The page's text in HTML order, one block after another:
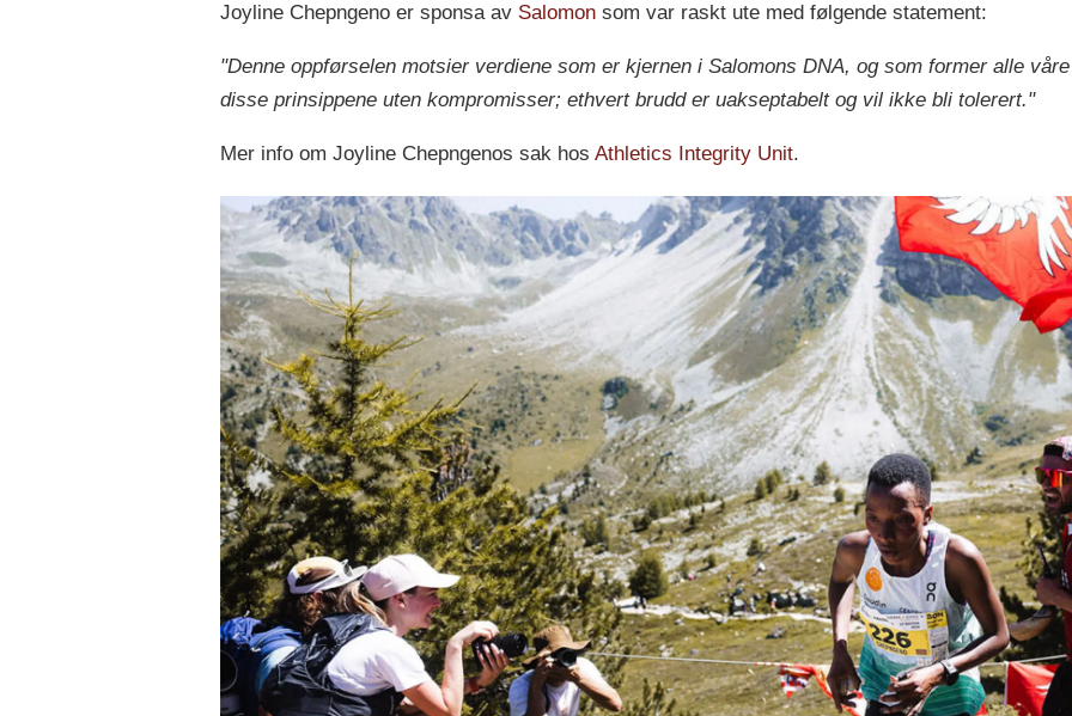
Joyline Chepngeno er sponsa av Salomonsom var raskt ute med følgende statement:
"Denne oppførselen motsier verdiene som er kjernen i Salomons DNA, og som former alle
disse prinsippene uten kompromisser; ethvert brudd er uakseptabelt og vil ikke bli tolerert."
Mer info om Joyline Chepngenos sak hos Athletics Integrity Unit.